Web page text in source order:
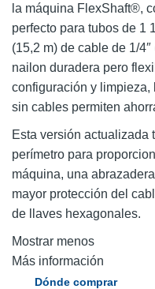
la máquina FlexShaft®,
perfecto para tubos de 1
(15,2 m) de cable de 1/
nailon duradera pero
configuración y limpieza,
sin cables permiten
Esta versión actualizada
perímetro para
máquina, una
mayor protección del
de llaves hexagonales.
Mostrar menos
Más información
Dónde comprar